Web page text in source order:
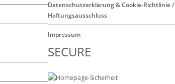
Datenschutzerklärung & Cookie-Richtlinie /
Haftungsausschluss
Impressum
SECURE